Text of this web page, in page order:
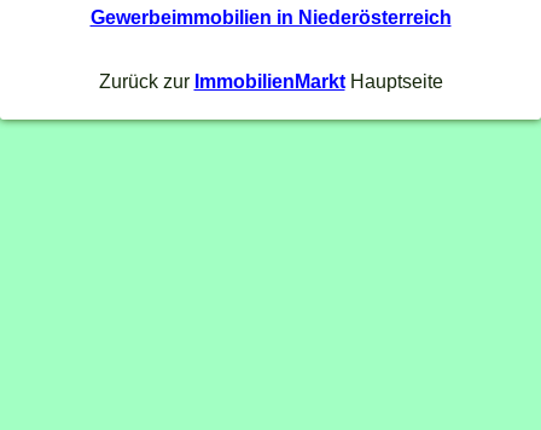
Gewerbeimmobilien in Niederösterreich
Zurück zur ImmobilienMarktHauptseite